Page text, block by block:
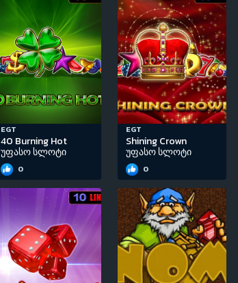
EGT
40 Burning Hot
უფასო სლოტი
0
EGT
Shining Crown
უფასო სლოტი
0